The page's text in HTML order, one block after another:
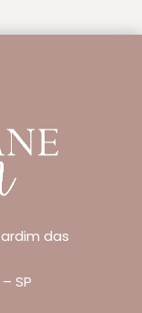
das
SP